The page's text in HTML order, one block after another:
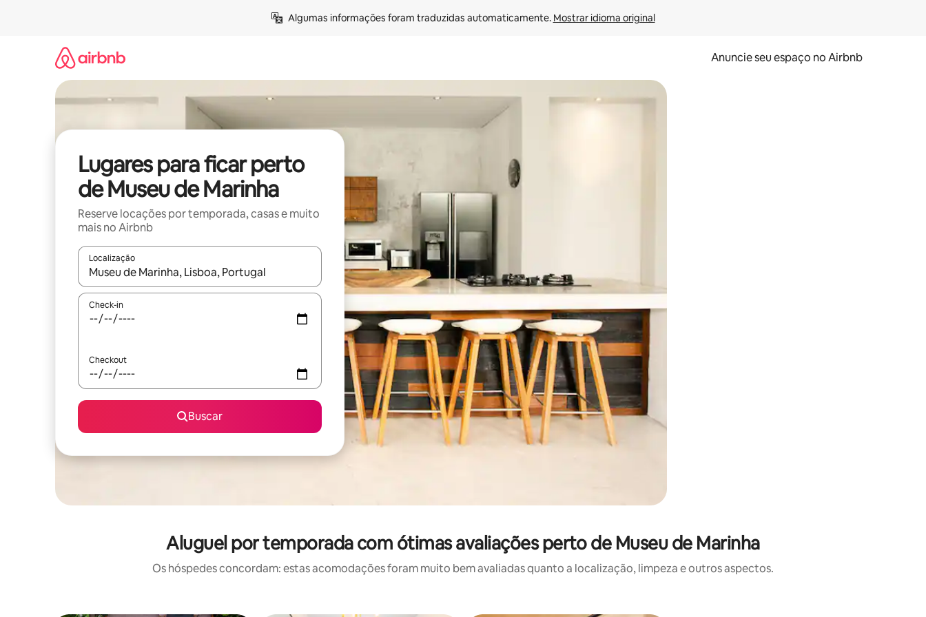
Algumas informações foram traduzidas automaticamente. Mostrar idioma original
Anuncie seu espaço no Airbnb
Lugares para ficar perto
de Museu de Marinha
Reserve locações por temporada, casas e muito
mais no Airbnb
Localização
Quando os resultados estiverem disponíveis, explore-os usando as seta para cima e para baixo do teclado ou tocando e deslizando o dedo na tela.
Check-in
Checkout
Buscar
Aluguel por temporada com ótimas avaliações perto de Museu de Marinha
Os hóspedes concordam: estas acomodações foram muito bem avaliadas quanto a localização, limpeza e outros aspectos.